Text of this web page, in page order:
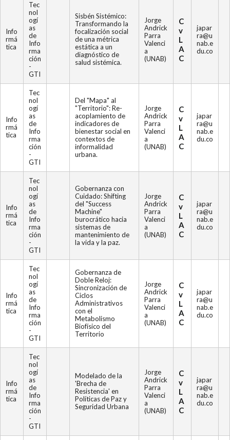
Info
rmá
tica
Tec
nol
ogí
as
de
Info
rma
ción
-
GTI
Sisbén Sistémico:
Transformando la
focalización social
de una métrica
estática a un
diagnóstico de
salud sistémica.
Jorge
Andrick
Parra
Valenci
a
(UNAB)
C
v
L
A
C
japar
ra@u
nab.e
du.co
Info
rmá
tica
Tec
nol
ogí
as
de
Info
rma
ción
-
GTI
Del "Mapa" al
"Territorio": Re-
acoplamiento de
indicadores de
bienestar social en
contextos de
informalidad
urbana.
Jorge
Andrick
Parra
Valenci
a
(UNAB)
C
v
L
A
C
japar
ra@u
nab.e
du.co
Info
rmá
tica
Tec
nol
ogí
as
de
Info
rma
ción
-
GTI
Gobernanza con
Cuidado: Shifting
del "Success
Machine"
burocrático hacia
sistemas de
mantenimiento de
la vida y la paz.
Jorge
Andrick
Parra
Valenci
a
(UNAB)
C
v
L
A
C
japar
ra@u
nab.e
du.co
Info
rmá
tica
Tec
nol
ogí
as
de
Info
rma
ción
-
GTI
Gobernanza de
Doble Reloj:
Sincronización de
Ciclos
Administrativos
con el
Metabolismo
Biofísico del
Territorio
Jorge
Andrick
Parra
Valenci
a
(UNAB)
C
v
L
A
C
japar
ra@u
nab.e
du.co
Info
rmá
tica
Tec
nol
ogí
as
de
Info
rma
ción
-
GTI
Modelado de la
'Brecha de
Resistencia' en
Políticas de Paz y
Seguridad Urbana
Jorge
Andrick
Parra
Valenci
a
(UNAB)
C
v
L
A
C
japar
ra@u
nab.e
du.co